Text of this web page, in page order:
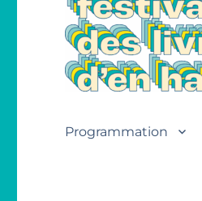
Programmation